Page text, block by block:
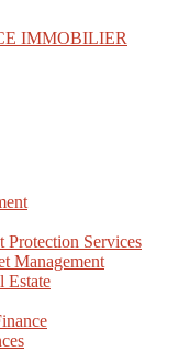
IMMOBILIER
Protection Services
Management
Estate